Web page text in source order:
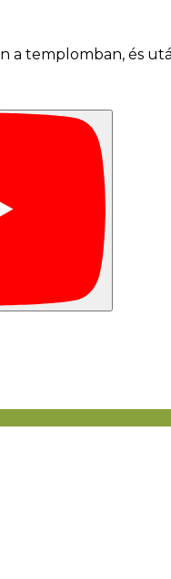
templomban, és